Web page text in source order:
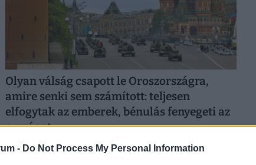
- Do Not Process My Personal Information
Olyan válság csapott le Oroszországra,
amire senki sem számított: teljesen
elfogytak az emberek, bénulás fenyegeti az
országot
Súlyos munkaerőhiányt és fenntarthatatlan bérspirált